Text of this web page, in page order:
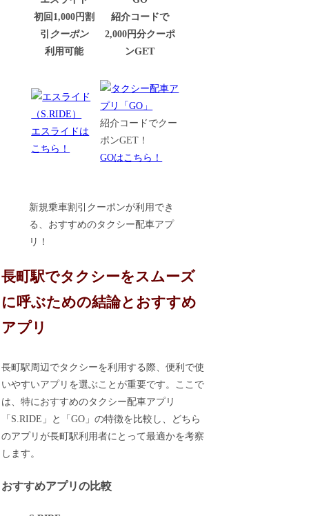
初回1,000円割
引 クーポン
利用可能
紹介コードで
2,000円分クーポ
ンGET
エスライドは
こちら！
紹介コードでクー
ポンGET！
GOはこちら！
新規乗車割引クーポンが利用でき
る、おすすめのタクシー配車アプ
リ！
長町駅でタクシーをスムーズ
に呼ぶための結論とおすすめ
アプリ
長町駅周辺でタクシーを利用する際、便利で使
いやすいアプリを選ぶことが重要です。ここで
は、特におすすめのタクシー配車アプリ
「S.RIDE」と「GO」の特徴を比較し、どちら
のアプリが長町駅利用者にとって最適かを考察
します。
おすすめアプリの比較